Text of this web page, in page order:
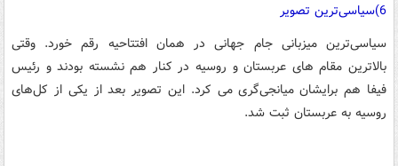
6)سیاسی‌ترین تصویر
سیاسی‌ترین میزبانی جام جهانی در همان افتتاحیه رقم خورد. وقتی
بالاترین مقام های عربستان و روسیه در کنار هم نشسته بودند و رئیس
فیفا هم برایشان میانجی‌گری می کرد. این تصویر بعد از یکی از کل‌های
روسیه به عربستان ثبت شد.